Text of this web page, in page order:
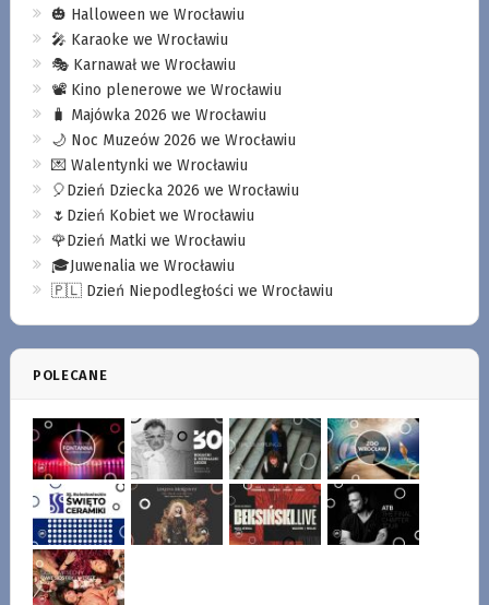
🎃 Halloween we Wrocławiu
🎤 Karaoke we Wrocławiu
🎭 Karnawał we Wrocławiu
📽️ Kino plenerowe we Wrocławiu
🧳 Majówka 2026 we Wrocławiu
🌙 Noc Muzeów 2026 we Wrocławiu
💌 Walentynki we Wrocławiu
🎈Dzień Dziecka 2026 we Wrocławiu
🌷Dzień Kobiet we Wrocławiu
🌹Dzień Matki we Wrocławiu
🎓Juwenalia we Wrocławiu
🇵🇱 Dzień Niepodległości we Wrocławiu
POLECANE